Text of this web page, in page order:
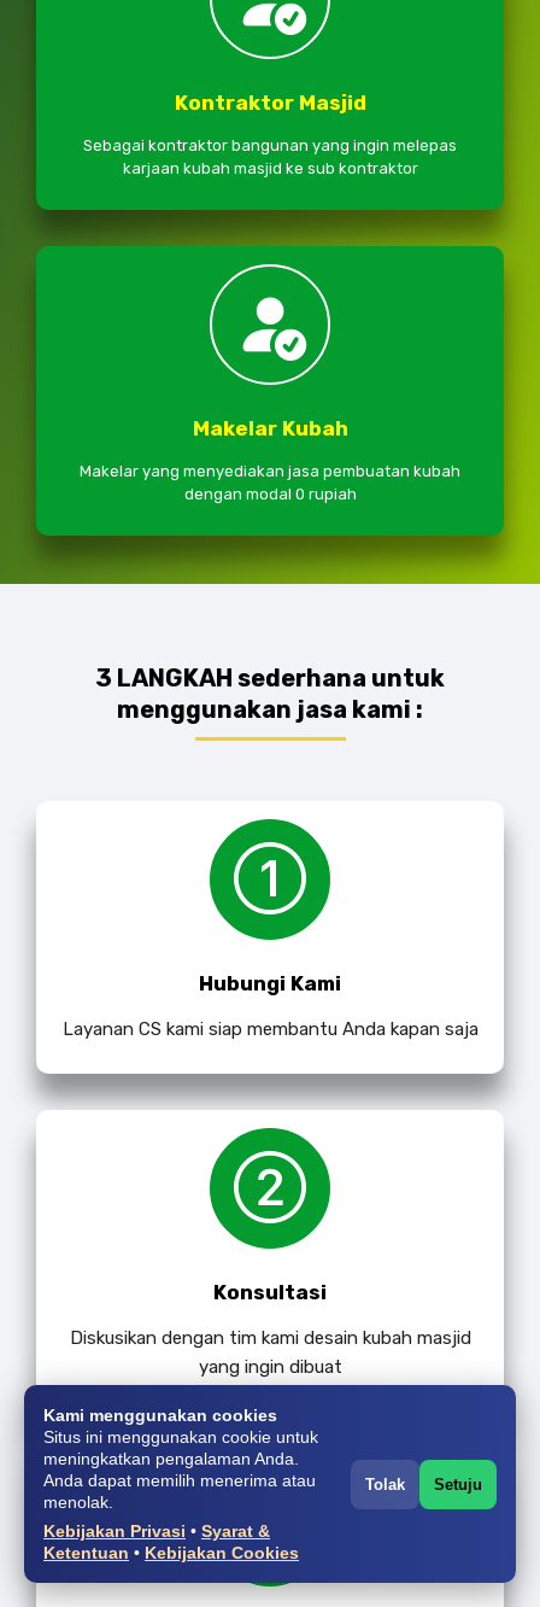
Kontraktor Masjid
Sebagai kontraktor bangunan yang ingin melepas
karjaan kubah masjid ke sub kontraktor
Makelar Kubah
Makelar yang menyediakan jasa pembuatan kubah
dengan modal 0 rupiah
3 LANGKAH sederhana untuk
menggunakan jasa kami :
Hubungi Kami
Layanan CS kami siap membantu Anda kapan saja
Konsultasi
Diskusikan dengan tim kami desain kubah masjid
yang ingin dibuat
Kami menggunakan cookies
Situs ini menggunakan cookie untuk
meningkatkan pengalaman Anda.
Anda dapat memilih menerima atau
menolak.
Kebijakan Privasi • Syarat &
Ketentuan • Kebijakan Cookies
Tolak Setuju